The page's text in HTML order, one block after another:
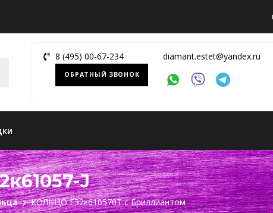
8 (495) 00-67-234
ОБРАТНЫЙ ЗВОНОК
diamant.estet@yandex.ru
J
КОЛЬЦО Е32к610570Т c Бриллиантом